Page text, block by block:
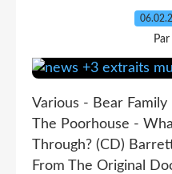
Various - Bear
The Poorhouse -
Through? (CD)
From The Original